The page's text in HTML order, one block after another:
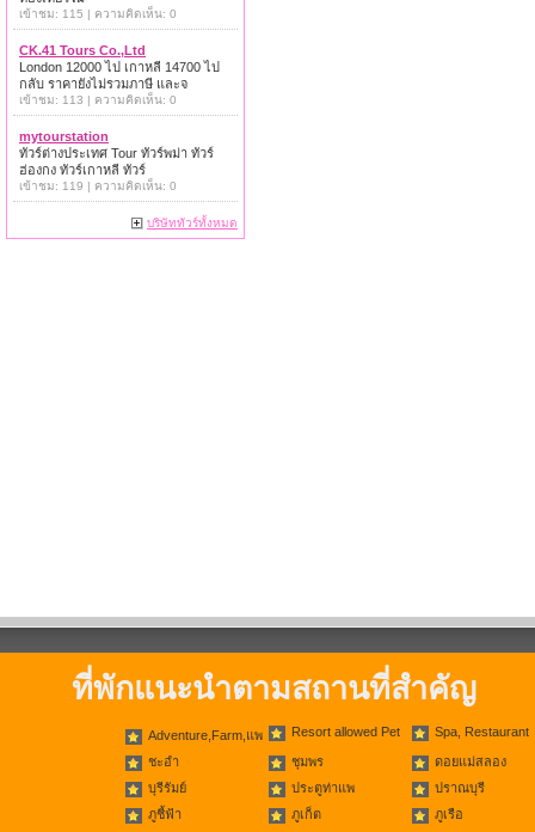
เข้าชม: 115 | ความคิดเห็น: 0
CK.41 Tours Co.,Ltd
London 12000 ไป เกาหลี 14700 ไป
กลับ ราคายังไม่รวมภาษี และจ
เข้าชม: 113 | ความคิดเห็น: 0
mytourstation
ทัวร์ต่างประเทศ Tour ทัวร์พม่า ทัวร์
ฮ่องกง ทัวร์เกาหลี ทัวร์
เข้าชม: 119 | ความคิดเห็น: 0
บริษัททัวร์ทั้งหมด
ที่พักแนะนำตามสถานที่สำคัญ
Adventure,Farm,แพ Resort allowed Pet Spa, Restaurant
ชะอำ ชุมพร
ดอยแม่สลอง
บุรีรัมย์
ประตูท่าแพ
ปราณบุรี
ภูชี้ฟ้า
ภูเก็ต
ภูเรือ